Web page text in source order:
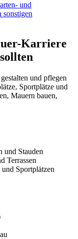
und
sonstigen
-Karriere
und pflegen
Sportplätze und
Mauern bauen,
und Stauden
Terrassen
Sportplätzen